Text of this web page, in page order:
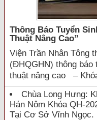
Thông Báo Tuyển
Thuật Nâng Cao”
Viện Trần Nhân Tông
(ĐHQGHN) thông
thuật nâng cao –
Chùa Long Hưng:
Hán Nôm Khóa QH-
Tại Cơ Sở Vĩnh Ngọc.